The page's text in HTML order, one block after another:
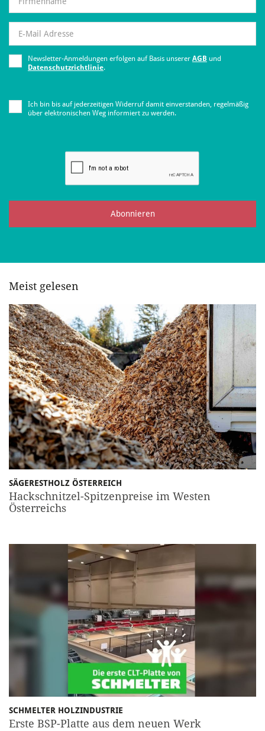
Newsletter-Anmeldungen erfolgen auf Basis unserer AGB und
Datenschutzrichtlinie.
Ich bin bis auf jederzeitigen Widerruf damit einverstanden, regelmäßig
über elektronischen Weg informiert zu werden.
Abonnieren
Meist gelesen
SÄGERESTHOLZ ÖSTERREICH
Hackschnitzel-Spitzenpreise im Westen
Österreichs
SCHMELTER HOLZINDUSTRIE
Erste BSP-Platte aus dem neuen Werk